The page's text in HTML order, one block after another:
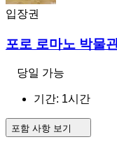
입장권
포로 로마노 박물
당일 가능
기간: 1시간
포함 사항 보기